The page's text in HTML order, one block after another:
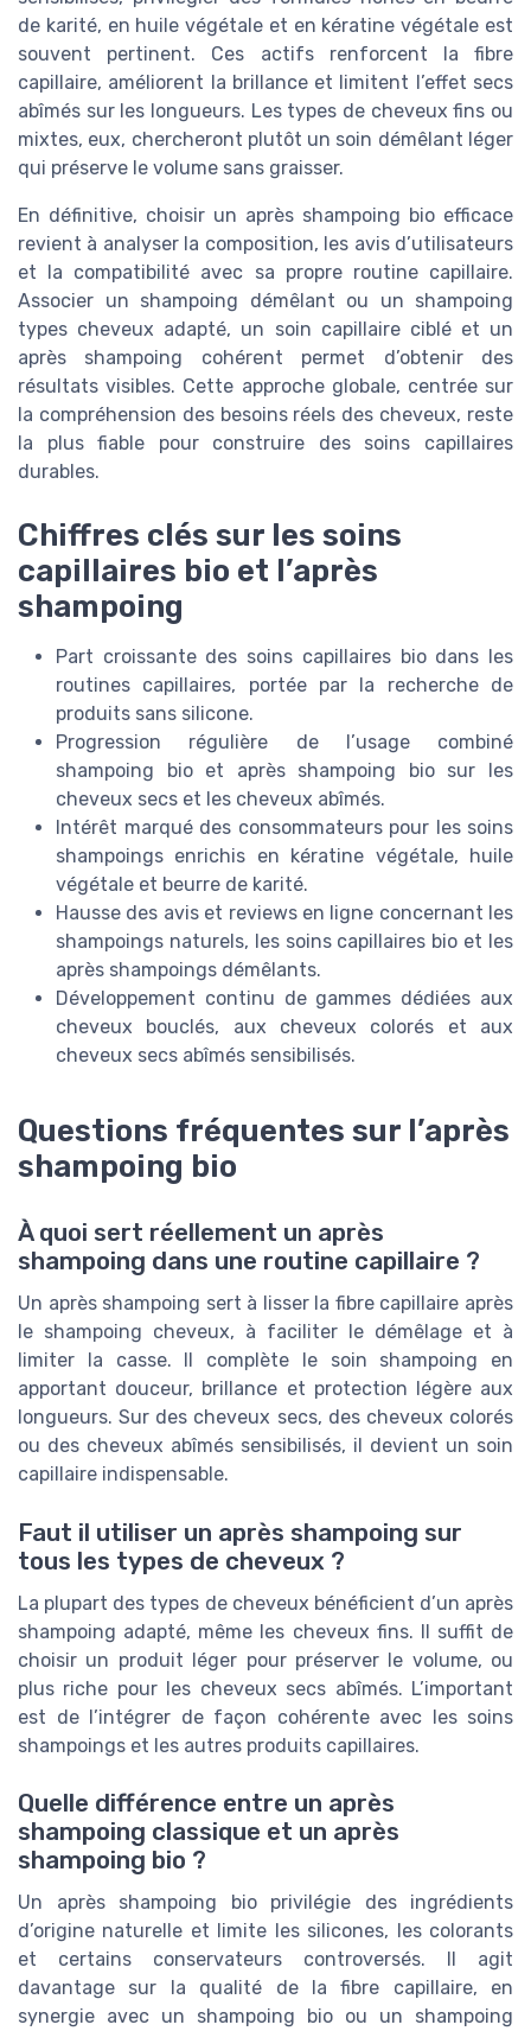
de karité, en huile végétale et en kératine végétale est
souvent pertinent. Ces actifs renforcent la fibre
capillaire, améliorent la brillance et limitent l’effet secs
abîmés sur les longueurs. Les types de cheveux fins ou
mixtes, eux, chercheront plutôt un soin démêlant léger
qui préserve le volume sans graisser.
En définitive, choisir un après shampoing bio efficace
revient à analyser la composition, les avis d’utilisateurs
et la compatibilité avec sa propre routine capillaire.
Associer un shampoing démêlant ou un shampoing
types cheveux adapté, un soin capillaire ciblé et un
après shampoing cohérent permet d’obtenir des
résultats visibles. Cette approche globale, centrée sur
la compréhension des besoins réels des cheveux, reste
la plus fiable pour construire des soins capillaires
durables.
Chiffres clés sur les soins
capillaires bio et l’après
shampoing
Part croissante des soins capillaires bio dans les
routines capillaires, portée par la recherche de
produits sans silicone.
Progression régulière de l’usage combiné
shampoing bio et après shampoing bio sur les
cheveux secs et les cheveux abîmés.
Intérêt marqué des consommateurs pour les soins
shampoings enrichis en kératine végétale, huile
végétale et beurre de karité.
Hausse des avis et reviews en ligne concernant les
shampoings naturels, les soins capillaires bio et les
après shampoings démêlants.
Développement continu de gammes dédiées aux
cheveux bouclés, aux cheveux colorés et aux
cheveux secs abîmés sensibilisés.
Questions fréquentes sur l’après
shampoing bio
À quoi sert réellement un après
shampoing dans une routine capillaire ?
Un après shampoing sert à lisser la fibre capillaire après
le shampoing cheveux, à faciliter le démêlage et à
limiter la casse. Il complète le soin shampoing en
apportant douceur, brillance et protection légère aux
longueurs. Sur des cheveux secs, des cheveux colorés
ou des cheveux abîmés sensibilisés, il devient un soin
capillaire indispensable.
Faut il utiliser un après shampoing sur
tous les types de cheveux ?
La plupart des types de cheveux bénéficient d’un après
shampoing adapté, même les cheveux fins. Il suffit de
choisir un produit léger pour préserver le volume, ou
plus riche pour les cheveux secs abîmés. L’important
est de l’intégrer de façon cohérente avec les soins
shampoings et les autres produits capillaires.
Quelle différence entre un après
shampoing classique et un après
shampoing bio ?
Un après shampoing bio privilégie des ingrédients
d’origine naturelle et limite les silicones, les colorants
et certains conservateurs controversés. Il agit
davantage sur la qualité de la fibre capillaire, en
synergie avec un shampoing bio ou un shampoing